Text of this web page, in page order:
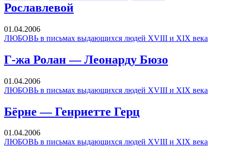
Рославлевой
01.04.2006
ЛЮБОВЬ в письмах выдающихся людей XVIII и XIX века
Г-жа Ролан — Леонарду Бюзо
01.04.2006
ЛЮБОВЬ в письмах выдающихся людей XVIII и XIX века
Бёрне — Генриетте Герц
01.04.2006
ЛЮБОВЬ в письмах выдающихся людей XVIII и XIX века